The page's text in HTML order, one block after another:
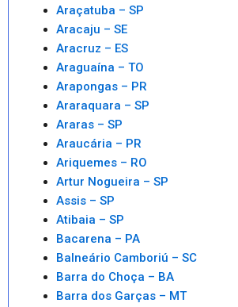
Araçatuba – SP
Aracaju – SE
Aracruz – ES
Araguaína – TO
Arapongas – PR
Araraquara – SP
Araras – SP
Araucária – PR
Ariquemes – RO
Artur Nogueira – SP
Assis – SP
Atibaia – SP
Bacarena – PA
Balneário Camboriú – SC
Barra do Choça – BA
Barra dos Garças – MT